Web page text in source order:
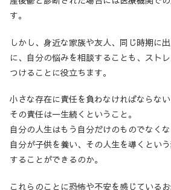
す。
しかし、身近な家族や友人、同じ時期に
に、自分の悩みを相談することも、スト
つけることに役立ちます。
小さな存在に責任を負わなければならない
その責任は一生続くということ。
自分の人生はもう自分だけのものでなくな
自分が子供を養い、その人生を導くとい
することができるのか。
これらのことに恐怖や不安を感じている